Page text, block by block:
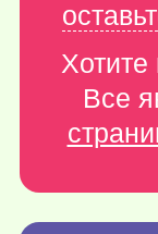
Хотите
Все